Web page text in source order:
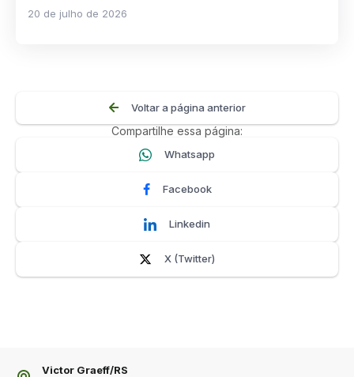
20 de julho de 2026
Voltar a página anterior
Compartilhe essa página:
Whatsapp
Facebook
Linkedin
X (Twitter)
Victor Graeff/RS